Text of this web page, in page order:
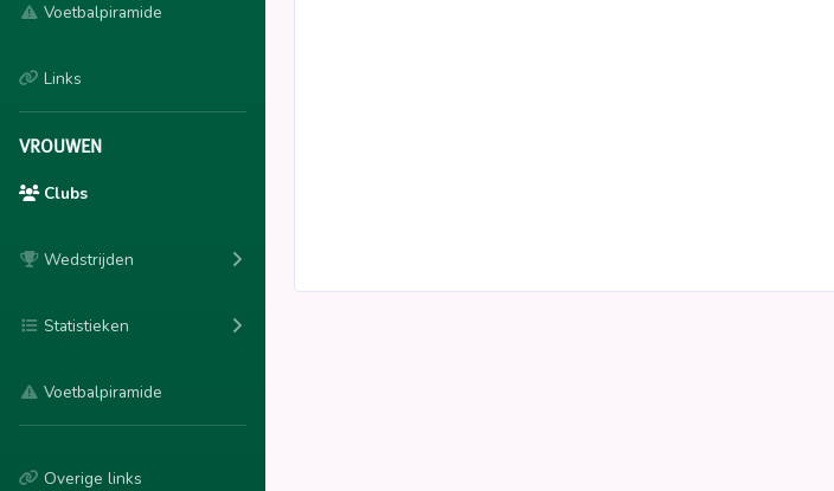
Voetbalpiramide
Links
VROUWEN
Clubs
Wedstrijden
Statistieken
Voetbalpiramide
Overige links